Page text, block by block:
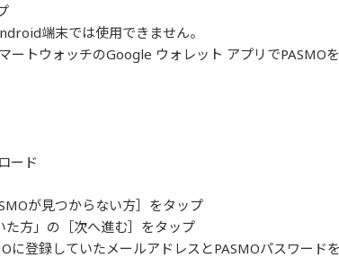
端末では使用できません。
トウォッチのGoogle ウォレット アプリでPASMO
ード
が見つからない方］をタップ
方」の［次へ進む］をタップ
に登録していたメールアドレスとPASMOパスワード